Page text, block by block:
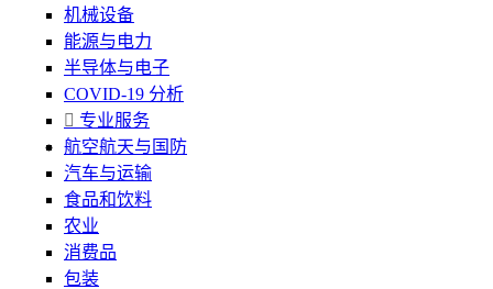
机械设备
能源与电力
半导体与电子
COVID-19 分析
专业服务
航空航天与国防
汽车与运输
食品和饮料
农业
消费品
包装